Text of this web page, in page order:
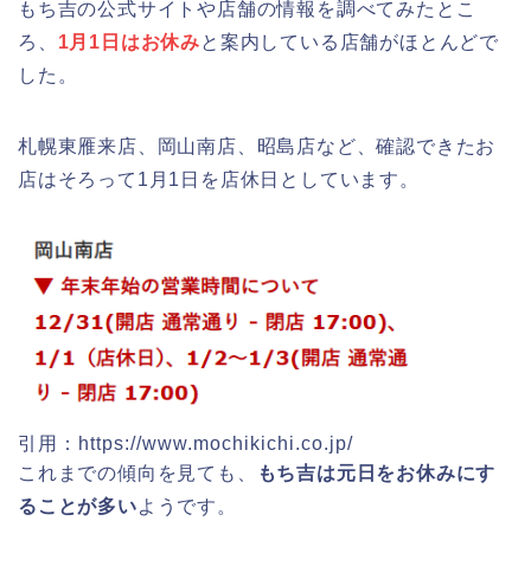
(出店)は?ライトアップ・駐車場も!
は?ライトアップや駐車場情報も!
もち吉の公式サイトや店舗の情報を調べてみたとこ
ろ、 1月1日はお休みと案内している店舗がほとんどで
した。
札幌東雁来店、岡山南店、昭島店など、確認できたお
店はそろって1月1日を店休日としています。
引用：https://www.mochikichi.co.jp/
これまでの傾向を見ても、
もち吉は元日をお休みにす
ることが多いようです。